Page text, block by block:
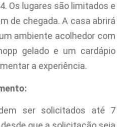
Os lugares são limitados e
de chegada. A casa abrirá
ambiente acolhedor com
gelado e um cardápio
a experiência.
ser solicitados até 7